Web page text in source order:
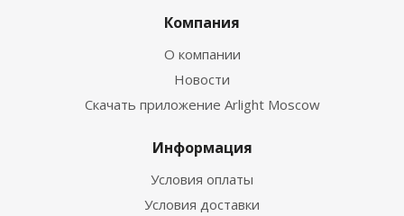
Компания
О компании
Новости
Скачать приложение Arlight Moscow
Информация
Условия оплаты
Условия доставки